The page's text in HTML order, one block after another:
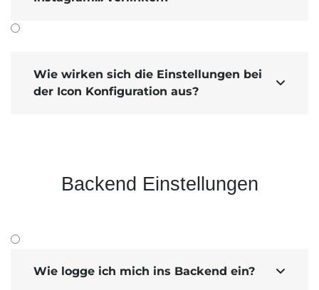
Wie wirken sich die Einstellungen bei
der Icon Konfiguration aus?

Backend Einstellungen
Wie logge ich mich ins Backend ein? 